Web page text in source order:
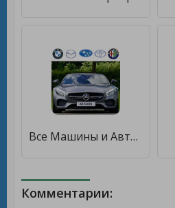
Все Машины и Авто - Марки Машин и Автомобили 2020 [Premium]
Комментарии: